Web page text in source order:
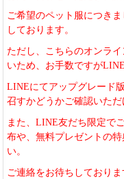
ご希望のペット服につき
しております。
ただし、こちらのオンラ
いため、お手数ですが
LINEにてアップグレード
召すかどうかご確認いただ
また、LINE友だち限定で
布や、無料プレゼントの
い。
ご連絡をお待ちしておりま